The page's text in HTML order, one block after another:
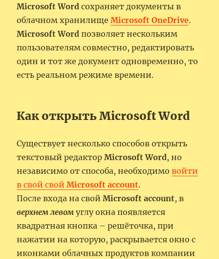
Microsoft Word сохраняет документы в
облачном хранилищеMicrosoft OneDrive.
Microsoft Word позволяет нескольким
пользователям совместно, редактировать
один и тот же документ одновременно, то
есть реальном режиме времени.
Как открыть Microsoft Word
Существует несколько способов открыть
текстовый редакторMicrosoft Word, но
независимо от способа, необходимовойти
в свой свойMicrosoft account.
После входа на свойMicrosoft account, в
верхнем левом углу окна появляется
квадратная кнопка – решёточка, при
нажатии на которую, раскрывается окно с
иконками облачных продуктов компании